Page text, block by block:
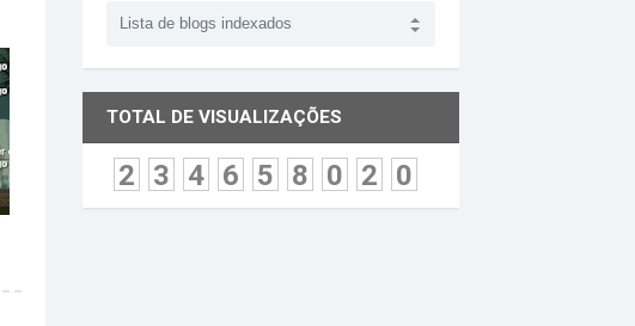
TOTAL DE VISUALIZAÇÕES
2 3 4 6 5 8 0 2 0